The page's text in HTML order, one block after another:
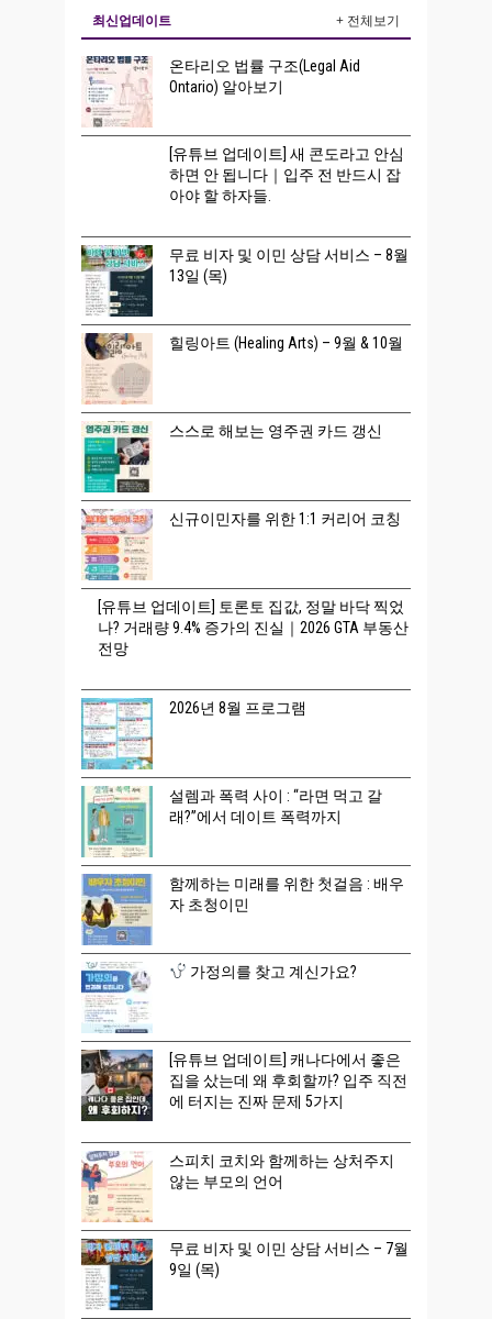
최신업데이트 + 전체보기
온타리오 법률 구조(Legal Aid
Ontario) 알아보기
[유튜브 업데이트] 새 콘도라고 안심
하면 안 됩니다｜입주 전 반드시 잡
아야 할 하자들.
무료 비자 및 이민 상담 서비스 – 8월
13일 (목)
힐링아트 (Healing Arts) – 9월 & 10월
스스로 해보는 영주권 카드 갱신
신규이민자를 위한 1:1 커리어 코칭
[유튜브 업데이트] 토론토 집값, 정말 바닥 찍었
나? 거래량 9.4% 증가의 진실｜2026 GTA 부동산
전망
2026년 8월 프로그램
설렘과 폭력 사이 : “라면 먹고 갈
래?”에서 데이트 폭력까지
함께하는 미래를 위한 첫걸음 : 배우
자 초청이민
가정의를 찾고 계신가요?
[유튜브 업데이트] 캐나다에서 좋은
집을 샀는데 왜 후회할까? 입주 직전
에 터지는 진짜 문제 5가지
스피치 코치와 함께하는 상처주지
않는 부모의 언어
무료 비자 및 이민 상담 서비스 – 7월
9일 (목)